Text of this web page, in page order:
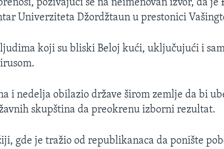
pozivajući se na neimenovan izvor, da
Univerziteta Džordžtaun u prestonici
koji su bliski Beloj kući, uključujući i
i nedelja obilazio države širom zemlje da bi
skupština da preokrenu izborni rezultat.
gde je tražio od republikanaca da ponište